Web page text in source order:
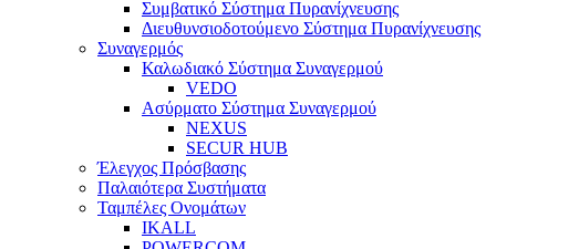
Συμβατικό Σύστημα Πυρανίχνευσης
Διευθυνσιοδοτούμενο Σύστημα Πυρανίχνευσης
Συναγερμός
Καλωδιακό Σύστημα Συναγερμού
VEDO
Ασύρματο Σύστημα Συναγερμού
NEXUS
SECUR HUB
Έλεγχος Πρόσβασης
Παλαιότερα Συστήματα
Ταμπέλες Ονομάτων
IKALL